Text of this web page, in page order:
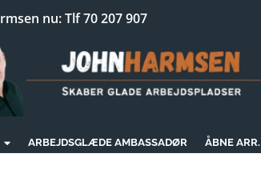
nu: Tlf 70 207 907
ARBEJDSGLÆDE AMBASSADØR ÅBNE ARR.